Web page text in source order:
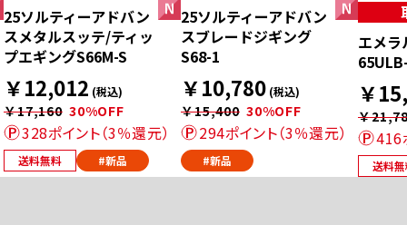
25ソルティーアドバン
スメタルスッテ/ティッ
プエギングS66M-S
￥12,012 (税込)
￥17,160 30%OFF
328ポイント（3％還元）
送料無料 #新品
25ソルティーアドバン
スブレードジギング
S68-1
￥10,780 (税込)
￥15,400 30%OFF
294ポイント（3％還元）
#新品
エメラ
￥
￥
416
送料